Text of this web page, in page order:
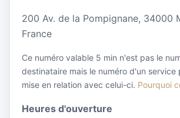
200 Av. de la Pompignane, 34000
France
Ce numéro valable 5 min n'est pas le
destinataire mais le numéro d'un service
mise en relation avec celui-ci. Pourquoi
Heures d'ouverture